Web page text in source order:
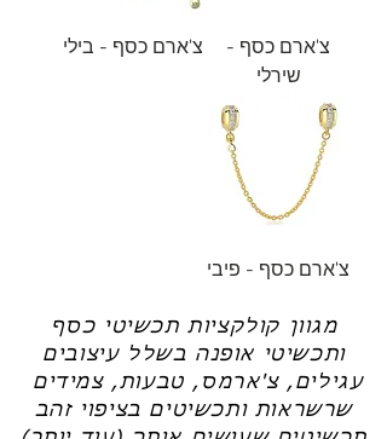
צ'ארם כסף -
שירלי
צ'ארם כסף - בילי
צ'ארם כסף - פיבי
מגוון קולקציות תכשיטי כסף
ותכשיטי אופנה בשלל עיצובים
שרשראות ותכשיטים בציפוי זהב